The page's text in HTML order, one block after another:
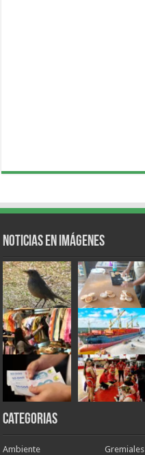
Noticias en Imágenes
Categorias
Ambiente Gremiales